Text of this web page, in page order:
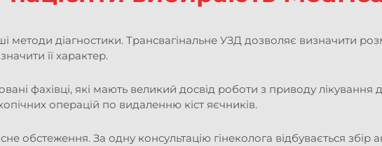
методи діагностики. Трансвагінальне УЗД дозволяє визначити
її характер.
фахівці, які мають великий досвід роботи з приводу
операцій по видаленню кіст яєчників.
обстеження. За одну консультацію гінеколога відбувається збір